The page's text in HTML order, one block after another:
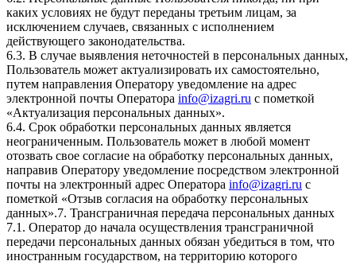
каких условиях не будут переданы третьим лицам, за
исключением случаев, связанных с исполнением
действующего законодательства.
6.3. В случае выявления неточностей в персональных данных,
Пользователь может актуализировать их самостоятельно,
путем направления Оператору уведомление на адрес
электронной почты Оператора info@izagri.ru с пометкой
«Актуализация персональных данных».
6.4. Срок обработки персональных данных является
неограниченным. Пользователь может в любой момент
отозвать свое согласие на обработку персональных данных,
направив Оператору уведомление посредством электронной
почты на электронный адрес Оператора info@izagri.ru с
пометкой «Отзыв согласия на обработку персональных
данных».7. Трансграничная передача персональных данных
7.1. Оператор до начала осуществления трансграничной
передачи персональных данных обязан убедиться в том, что
иностранным государством, на территорию которого